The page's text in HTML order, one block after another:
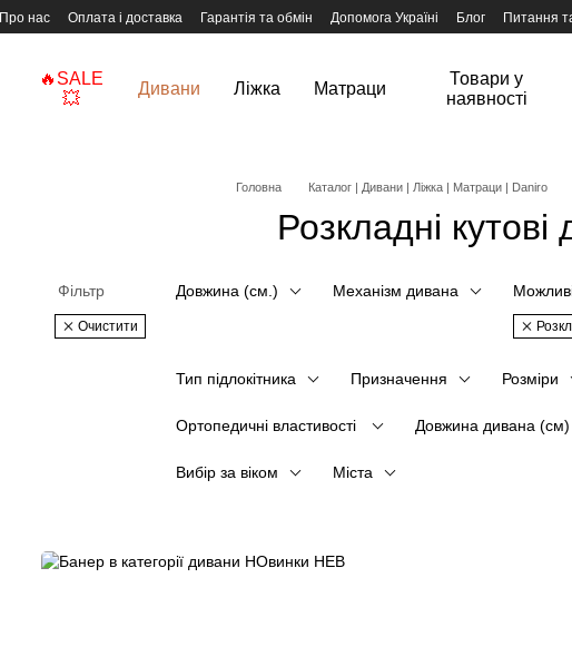
Про нас Оплата і доставка Гарантія та обмін Допомога Україні Блог Питання
🔥SALE
💥
Дивани Ліжка Матраци
Товари у
наявності
Головна Каталог | Дивани | Ліжка | Матраци | Daniro
Розкладні кутові
Фільтр
Очистити
Довжина (см.) Механізм дивана
Тип підлокітника Призначення Розміри
Ортопедичні властивості Довжина дивана (см)
Вибір за віком Міста